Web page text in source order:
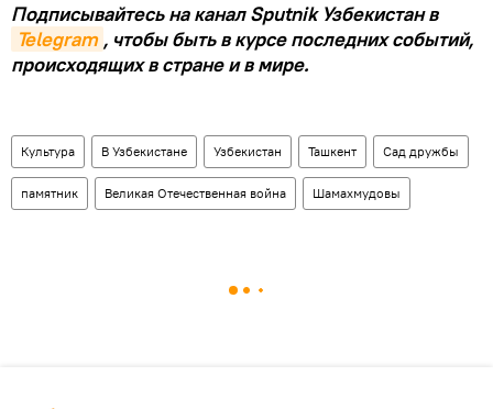
Подписывайтесь на канал Sputnik Узбекистан в
Telegram , чтобы быть в курсе последних событий,
происходящих в стране и в мире.
Культура В Узбекистане Узбекистан Ташкент Сад дружбы
памятник Великая Отечественная война Шамахмудовы